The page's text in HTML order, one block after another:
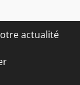
actualité